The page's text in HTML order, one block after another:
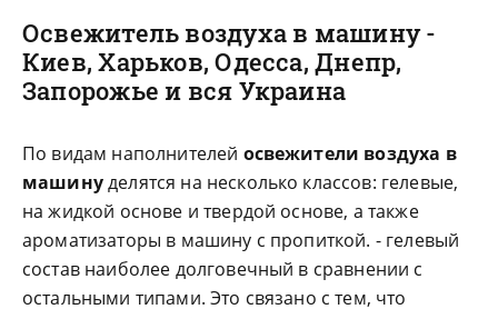
Освежитель воздуха в машину -
Киев, Харьков, Одесса, Днепр,
Запорожье и вся Украина
По видам наполнителей освежители воздуха в
машинуделятся на несколько классов: гелевые,
на жидкой основе и твердой основе, а также
ароматизаторы в машину с пропиткой. - гелевый
состав наиболее долговечный в сравнении с
остальными типами. Это связано с тем, что